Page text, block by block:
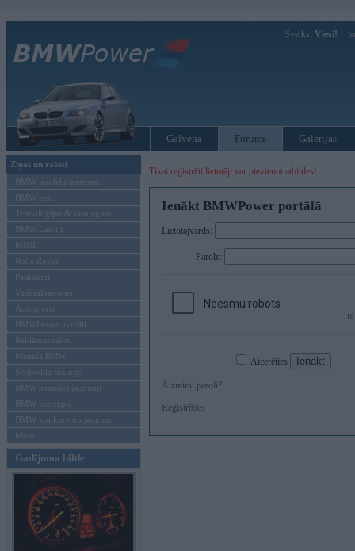
Sveiks, Viesi!
Galvenā Forums Galerijas
Ziņas un raksti
BMW modeļu jaunumi
BMW testi
Tehnoloģijas & sasniegumi
BMW Latvijā
MINI
Rolls-Royce
Pasākumi
Vadāmības tests
Autosports
BMWPower aktuāli
Reklāmas raksti
Mēneša BMW
Sērijveida tūnings
BMW pasaules jaunumi
BMW koncepti
BMW konkurentu jaunumi
Moto
Gadījuma bilde
Tikai reģistrēti lietotāji var pievienot atbildes!
Ienākt BMWPower portālā
Lietotājvārds:
Parole:
Atcerēties
Aizmirsi paroli?
Reģistrēties